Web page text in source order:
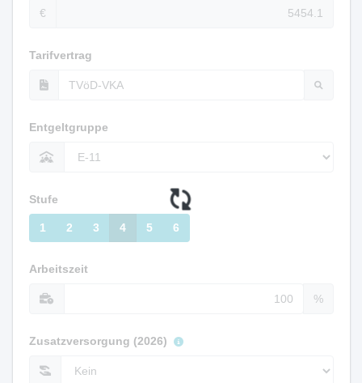
€
Tarifvertrag
Entgeltgruppe
Stufe
1 2 3 4 5 6
Arbeitszeit
%
Zusatzversorgung (2026)